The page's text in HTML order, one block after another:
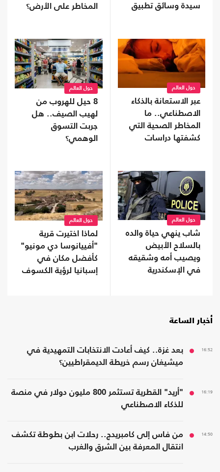
سيدة وسائق تطبيق
المخاطر على الأرض؟
حول العالم
عبر الاستعانة بالذكاء
الاصطناعي.. ما
المخاطر الصحية التي
كشفتها دراسات
حول العالم
8 حيل للهروب من
لهيب الصيف.. هل
جربت التسوق
الوهمي؟
حول العالم
شاب ينهي حياة والده
بالسلاح الأبيض
ويصيب أمه وشقيقه
في الإسكندرية
حول العالم
لماذا اختيرت قرية
"أفييانوسا دي مونيو"
كأفضل مكان في
إسبانيا لرؤية الكسوف
أخبار الساعة
16:52
بعد غزة.. كيف أعادت الانتخابات التمهيدية في
ميشيغان رسم خريطة الديمقراطيين؟
16:19
"أريد" القطرية تستثمر 800 مليون دولار في منصة
للذكاء الاصطناعي
14:50
من فاس إلى كامبريدج.. رحلات ابن بطوطة تكشف
انتقال المعرفة بين الشرق والغرب